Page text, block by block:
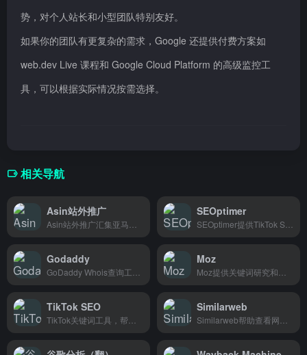
势，对个人站长和小型团队特别友好。
如果你的团队有更复杂的需求，Google 还提供付费方案如
web.dev Live 课程和 Google Cloud Platform 的高级监控工
具，可以根据实际情况按需选择。
相关导航
Asin站外推广 SEOptimer
Godaddy Moz
TikTok SEO Similarweb